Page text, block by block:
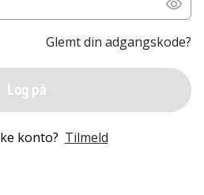
Glemt din adgangskode?
Log på
konto? Tilmeld